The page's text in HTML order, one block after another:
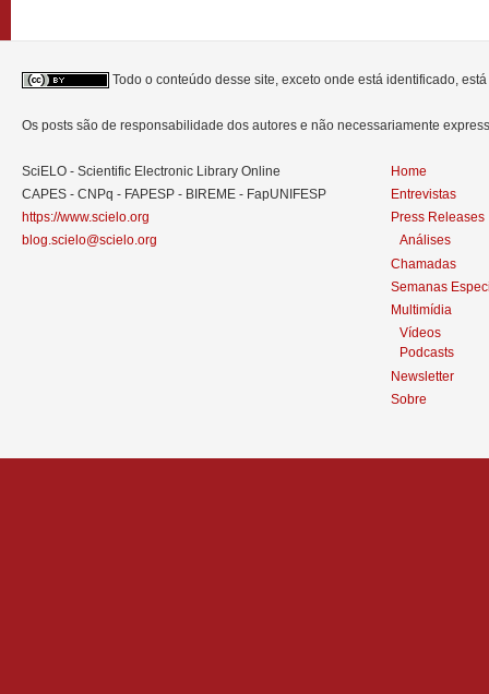
Todo o conteúdo desse site, exceto onde está identificado,
Os posts são de responsabilidade dos autores e não necessariamente
SciELO - Scientific Electronic Library Online
CAPES - CNPq - FAPESP - BIREME - FapUNIFESP
https://www.scielo.org
blog.scielo@scielo.org
Home
Entrevistas
Press Releases
Análises
Chamadas
Semanas
Multimídia
Vídeos
Podcasts
Newsletter
Sobre